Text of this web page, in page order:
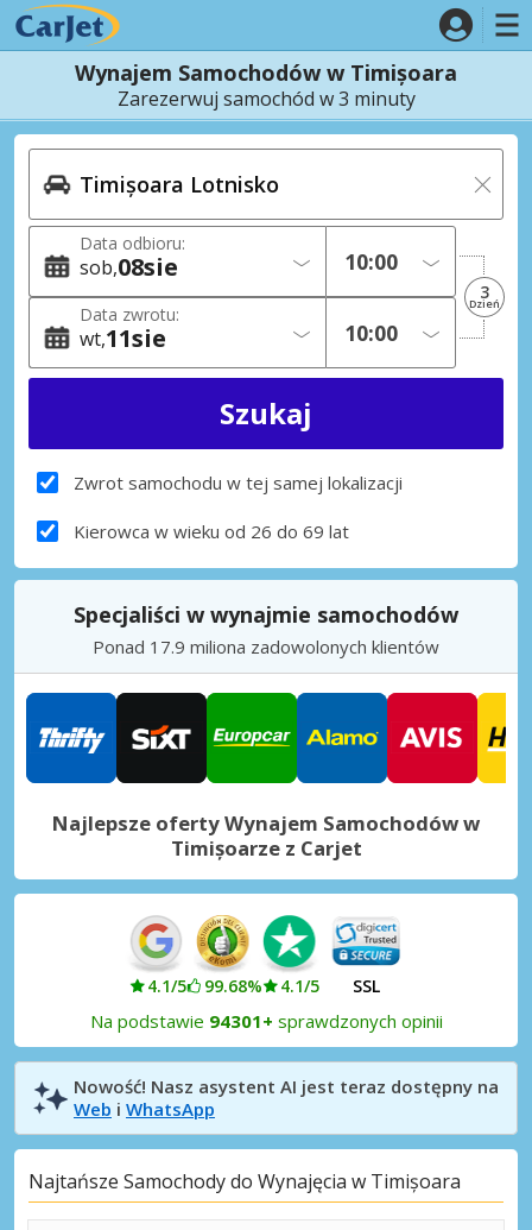
Wynajem Samochodów w Timișoara
Zarezerwuj samochód w 3 minuty
Data odbioru:
sob 08sie
Data zwrotu:
wt 11sie
3
Dzień
Zwrot samochodu w tej samej lokalizacji
Kierowca w wieku od 26 do 69 lat
Specjaliści w wynajmie samochodów
Ponad 17.9 miliona zadowolonych klientów
Najlepsze oferty Wynajem Samochodów w
Timișoarze z Carjet
4.1/5 99.68% 4.1/5 SSL
Na podstawie 94301+ sprawdzonych opinii
Nowość! Nasz asystent AI jest teraz dostępny na
Web i WhatsApp
Najtańsze Samochody do Wynajęcia w Timișoara